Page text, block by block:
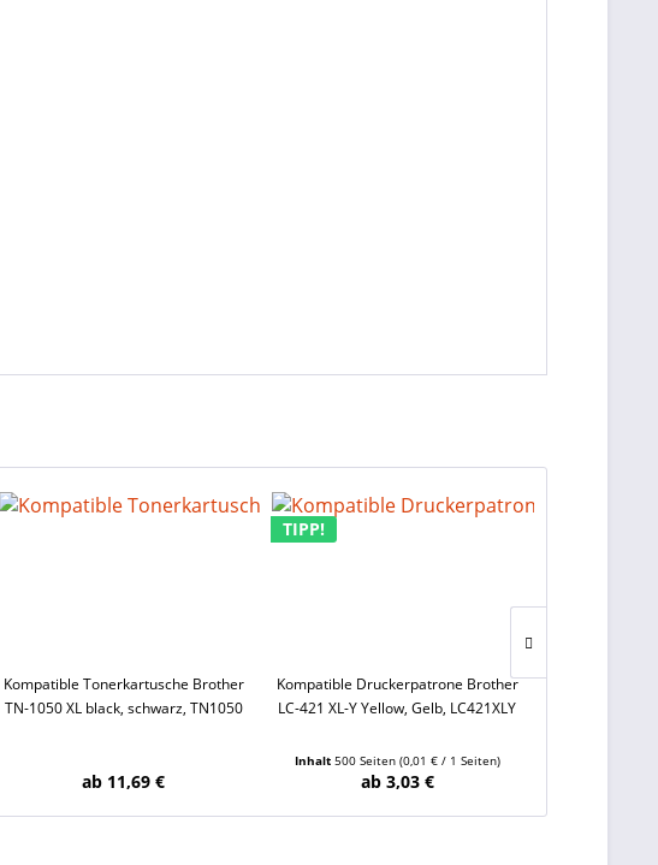
Kompatible Tonerkartusche Brother
TN-1050 XL black, schwarz, TN1050
ab 11,69 €
TIPP!
Kompatible Druckerpatrone Brother
LC-421 XL-Y Yellow, Gelb, LC421XLY
Inhalt 500 Seiten (0,01 € / 1 Seiten)
ab 3,03 €